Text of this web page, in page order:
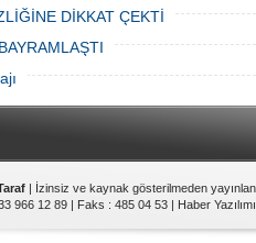
DİKKAT ÇEKTİ
| İzinsiz ve kaynak gösterilmeden
966 12 89 | Faks : 485 04 53 | Haber Yazılımı